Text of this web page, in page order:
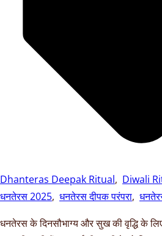
Dhanteras Deepak Ritual, Diwali
धनतेरस 2025, धनतेरस दीपक परंपरा,
धनतेरस के दिनसौभाग्य और सुख की वृद्धि के लिए